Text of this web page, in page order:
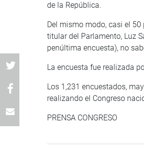
de la República.
Del mismo modo, casi el
titular del Parlamento, Luz
penúltima encuesta), no
La encuesta fue realizada
Los 1,231 encuestados,
realizando el Congreso
PRENSA CONGRESO